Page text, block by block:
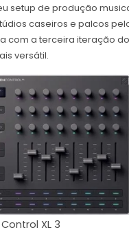
setup de produção
caseiros e palcos
com a terceira iteração
versátil.
XL 3